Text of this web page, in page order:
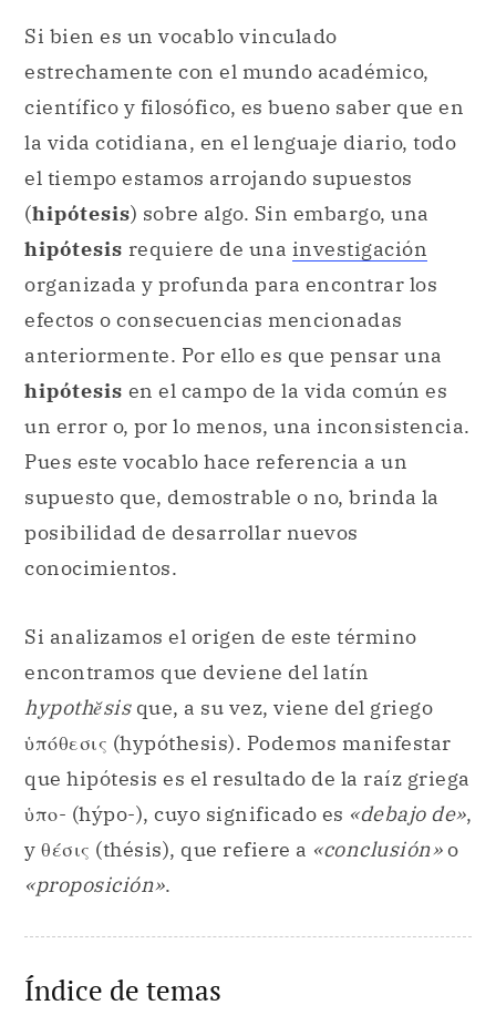
Si bien es un vocablo vinculado
estrechamente con el mundo académico,
científico y filosófico, es bueno saber que en
la vida cotidiana, en el lenguaje diario, todo
el tiempo estamos arrojando supuestos
(hipótesis) sobre algo. Sin embargo, una
hipótesis requiere de una investigación
organizada y profunda para encontrar los
efectos o consecuencias mencionadas
anteriormente. Por ello es que pensar una
hipótesis en el campo de la vida común es
un error o, por lo menos, una inconsistencia.
Pues este vocablo hace referencia a un
supuesto que, demostrable o no, brinda la
posibilidad de desarrollar nuevos
conocimientos.
Si analizamos el origen de este término
encontramos que deviene del latín
hypothĕsisque, a su vez, viene del griego
ὑπόθεσις (hypóthesis). Podemos manifestar
que hipótesis es el resultado de la raíz griega
ὑπο- (hýpo-), cuyo significado es «debajo de»,
y θέσις (thésis), que refiere a «conclusión»o
«proposición».
Índice de temas